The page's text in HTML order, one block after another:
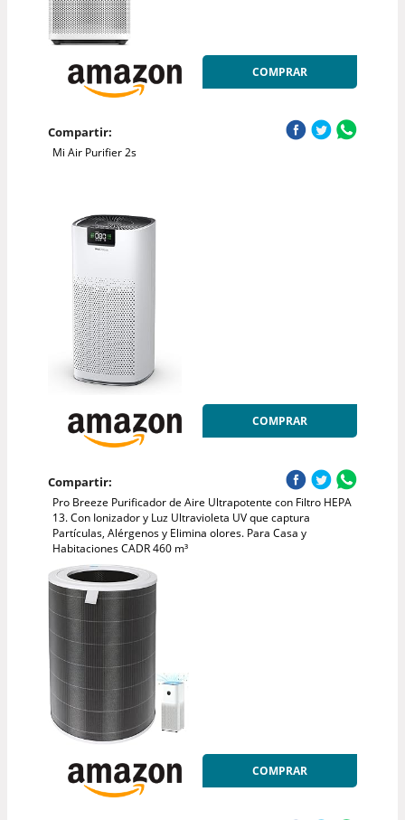
COMPRAR
Compartir:
Mi Air Purifier 2s
COMPRAR
Compartir:
Pro Breeze Purificador de Aire Ultrapotente con Filtro HEPA
13. Con Ionizador y Luz Ultravioleta UV que captura
Partículas, Alérgenos y Elimina olores. Para Casa y
Habitaciones CADR 460 m³
COMPRAR